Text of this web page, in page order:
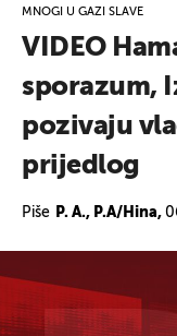
MNOGI U GAZI SLAVE
VIDEO
sporazum,
pozivaju
prijedlog
Piše P. A., P.A/Hina,